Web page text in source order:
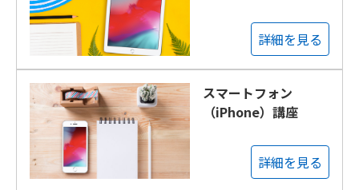
詳細を見る
スマートフォン
（iPhone）講座
詳細を見る